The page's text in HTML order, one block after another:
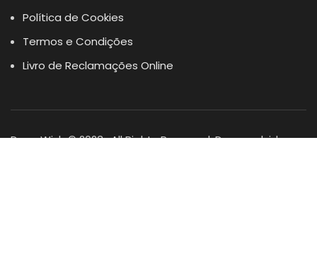
Política de Cookies
Termos e Condições
Livro de Reclamações Online
Dogs Wish © 2023 . All Rights Reserved. Desenvolvido por